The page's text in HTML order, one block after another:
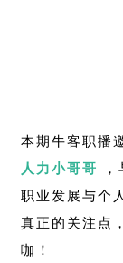
本期牛客职播
人力小哥哥
职业发展与个
真正的关注点
咖！